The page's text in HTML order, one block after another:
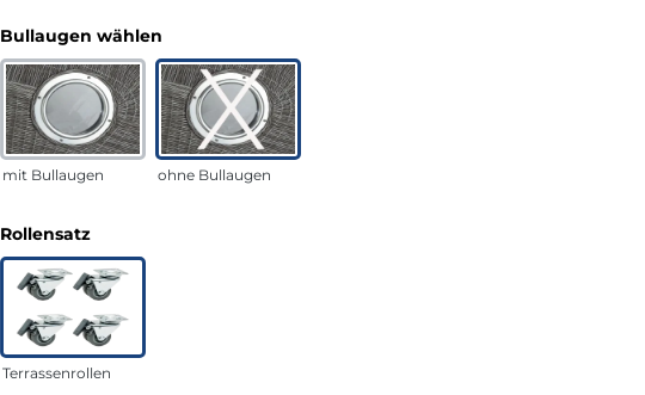
Bullaugen wählen
mit Bullaugen ohne Bullaugen
Rollensatzauswählen
Terrassenrollen